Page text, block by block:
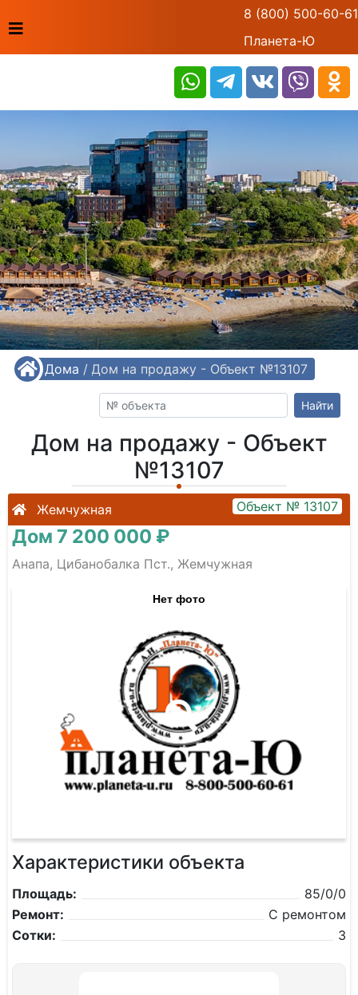
8 (800) 500-60-61
Планета-Ю
/ Дома / Дом на продажу - Объект №13107
Найти
Дом на продажу - Объект
№13107
Жемчужная Объект № 13107
Дом 7 200 000 ₽
Анапа, Цибанобалка Пст., Жемчужная
Нет фото
Характеристики объекта
Площадь:
85/0/0
Ремонт:
С ремонтом
Сотки:
3